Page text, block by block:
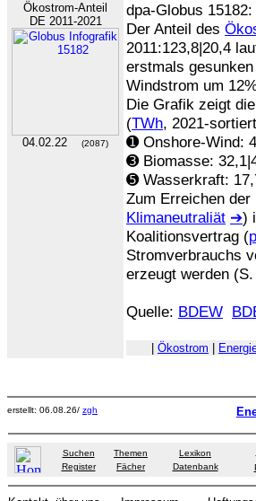
Ökostrom-Anteil
DE 2011-2021
04.02.22 (2087)
dpa-Globus 15182:
Der Anteil des
2011:123,8|20,4
erstmals
Windstrom um
Die Grafik zeigt
(TWh, 2021-
➊ Onshore-Wind:
➌ Biomasse:
➎ Wasserkraft:
Zum Erreichen
Klimaneutraliät ➔)
Koalitionsvertrag (
Stromverbrauchs
erzeugt werden
Quelle: BDEW
Ökostrom
erstellt: 06.08.26/ zgh
Suchen Themen
Lexikon
Register
Fächer Datenbank